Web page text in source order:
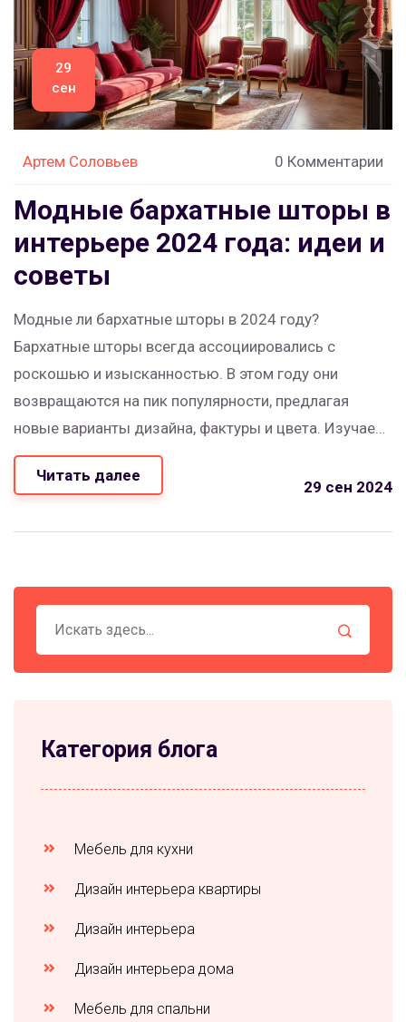
29
сен
Артем Соловьев 0 Комментарии
Модные бархатные шторы в
интерьере 2024 года: идеи и
советы
Модные ли бархатные шторы в 2024 году?
Бархатные шторы всегда ассоциировались с
роскошью и изысканностью. В этом году они
возвращаются на пик популярности, предлагая
новые варианты дизайна, фактуры и цвета. Изучаем,
как выбрать и сочетать бархатные шторы, чтобы
они стали настоящим украшением вашего
Читать далее
29 сен 2024
Категория блога
Мебель для кухни
Дизайн интерьера квартиры
Дизайн интерьера
Дизайн интерьера дома
Мебель для спальни